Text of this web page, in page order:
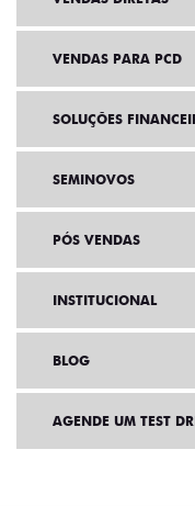
VENDAS PARA PCD
SOLUÇÕES
SEMINOVOS
PÓS VENDAS
INSTITUCIONAL
BLOG
AGENDE UM TEST